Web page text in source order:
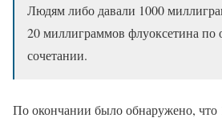
Людям либо давали 1000
20 миллиграммов флуоксетина по
сочетании.
По окончании было обнаружено,